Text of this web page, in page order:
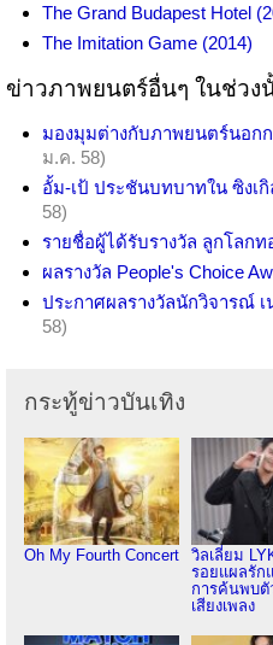
The Grand Budapest Hotel
The Imitation Game (2014)
ข่าวภาพยนตร์อื่นๆ ในช่วง
มองมุมต่างกับภาพยนตร์นอก
ม.ค. 58)
อั้ม-เป้ ประชันบทบาทใน ซิงเ
58)
รายชื่อผู้ได้รับรางวัล ลูกโลกท
ผลรางวัล People's Choice
ประกาศผลรางวัลนักวิจารณ์
58)
กระทู้ข่าวบันเทิง
Oh My Fourth Concert
วิลเลี่ยม
รอยแผลรัก
การค้นพบตั
เสียงเพลง